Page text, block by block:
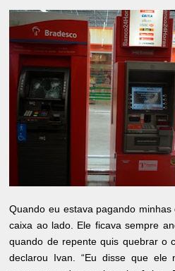
Quando eu estava pagando
caixa ao lado. Ele ficava sempre
quando de repente quis quebrar o
declarou Ivan. “Eu disse que